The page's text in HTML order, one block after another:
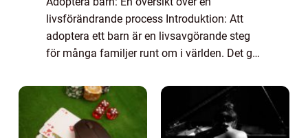
livsförändrande process Introduktion: Att
adoptera ett barn är en livsavgörande steg
för många familjer runt om i världen. Det ger
utvidga sin familj och ge ett kärleksfullt h...